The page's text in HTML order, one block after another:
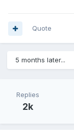
Quote
5 months later...
Replies
2k